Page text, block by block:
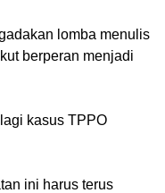
lomba menulis
berperan menjadi
kasus TPPO
ini harus terus